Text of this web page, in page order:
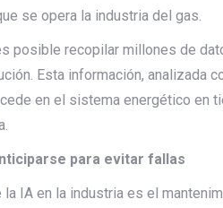
se opera la industria del gas.
posible recopilar millones de
Esta información, analizada
en el sistema energético en
para evitar fallas
IA en la industria es el